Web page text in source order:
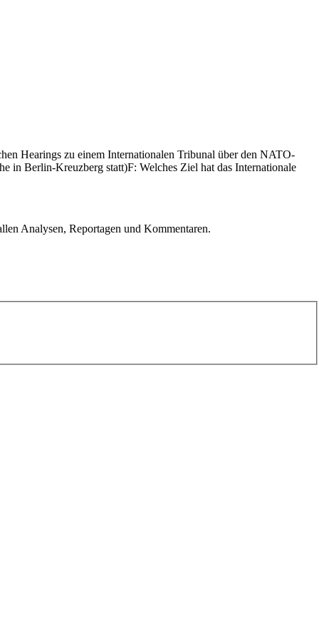
Hearings zu einem Internationalen Tribunal über den NATO-
in Berlin-Kreuzberg statt)F: Welches Ziel hat das Internationale
Analysen, Reportagen und Kommentaren.